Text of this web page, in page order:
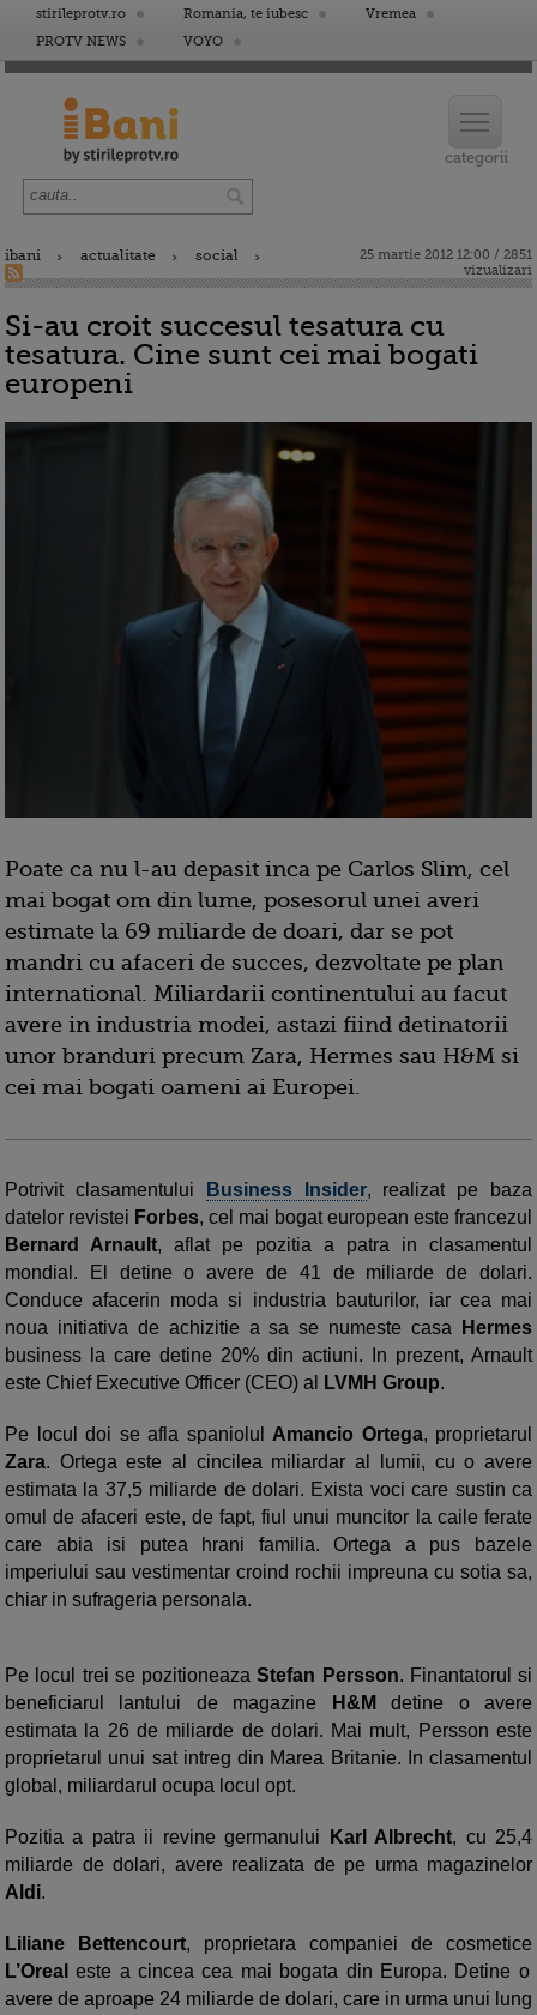
stirileprotv.ro Romania, te iubesc
Vremea
PROTV NEWS
VOYO
ibani actualitate social
25 martie 2012 12:00 / 2851
vizualizari
Si-au croit succesul tesatura cu
tesatura. Cine sunt cei mai bogati
europeni
Poate ca nu l-au depasit inca pe Carlos Slim, cel
mai bogat om din lume, posesorul unei averi
estimate la 69 miliarde de doari, dar se pot
mandri cu afaceri de succes, dezvoltate pe plan
international. Miliardarii continentului au facut
avere in industria modei, astazi fiind detinatorii
unor branduri precum Zara, Hermes sau H&M si
cei mai bogati oameni ai Europei.
Potrivit clasamentului Business Insider, realizat pe baza
datelor revistei Forbes, cel mai bogat european este francezul
Bernard Arnault, aflat pe pozitia a patra in clasamentul
mondial. El detine o avere de 41 de miliarde de dolari.
Conduce afacerin moda si industria bauturilor, iar cea mai
noua initiativa de achizitie a sa se numeste casa
Hermes
business la care detine 20% din actiuni. In prezent, Arnault
este Chief Executive Officer (CEO) al
LVMH Group.
Pe locul doi se afla spaniolul Amancio Ortega, proprietarul
Zara. Ortega este al cincilea miliardar al lumii, cu o avere
estimata la 37,5 miliarde de dolari. Exista voci care sustin ca
omul de afaceri este, de fapt, fiul unui muncitor la caile ferate
care abia isi putea hrani familia. Ortega a pus bazele
imperiului sau vestimentar croind rochii impreuna cu sotia sa,
chiar in sufrageria personala.
Pe locul trei se pozitioneazaStefan Persson. Finantatorul si
beneficiarul lantului de magazine H&M
detine o avere
estimata la 26 de miliarde de dolari. Mai mult, Persson este
proprietarul unui sat intreg din Marea Britanie. In clasamentul
global, miliardarul ocupa locul opt.
Pozitia a patra ii revine germanului Karl Albrecht, cu 25,4
miliarde de dolari, avere realizata de pe urma magazinelor
Aldi.
Liliane Bettencourt, proprietara companiei de cosmetice
L’Orealeste a cincea cea mai bogata din Europa. Detine o
avere de aproape 24 miliarde de dolari, care in urma unui lung